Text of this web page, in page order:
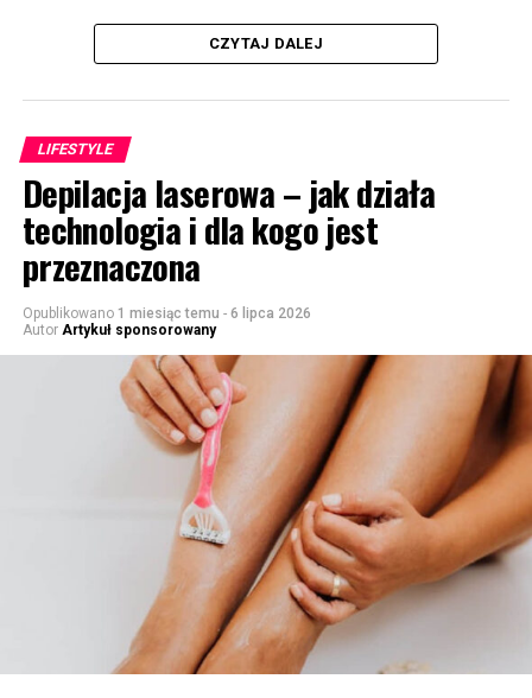
CZYTAJ DALEJ
LIFESTYLE
Depilacja laserowa – jak działa
technologia i dla kogo jest
przeznaczona
Opublikowano 1 miesiąc temu - 6 lipca 2026
Autor Artykuł sponsorowany